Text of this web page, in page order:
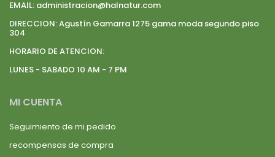
EMAIL: administracion@halnatur.com
DIRECCION:Agustín Gamarra 1275 gama moda segundo piso
304
HORARIO DE ATENCION:
LUNES - SABADO 10 AM - 7 PM
MI CUENTA
Seguimiento de mi pedido
recompensas de compra